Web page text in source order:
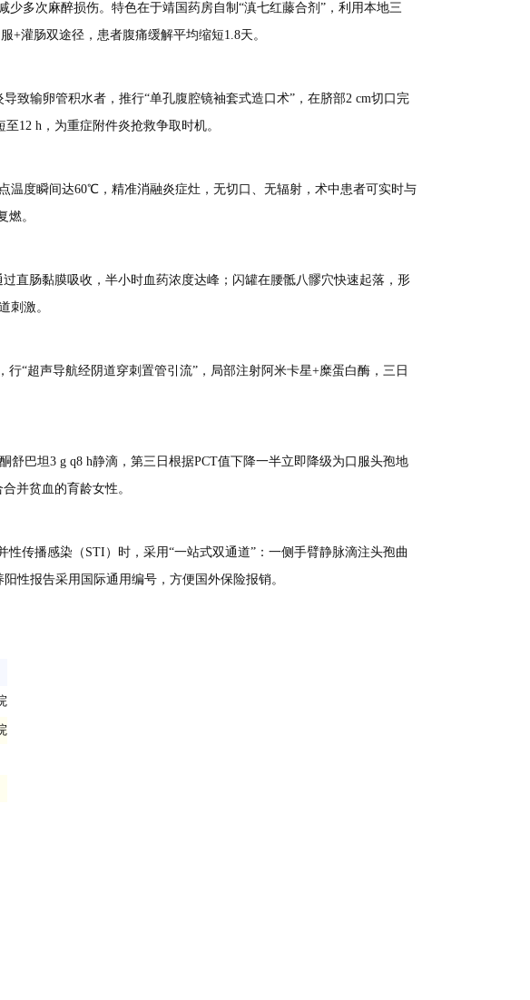
多次麻醉损伤。特色在于靖国药房自制“滇七红藤合剂”，利用本地三
+灌肠双途径，患者腹痛缓解平均缩短1.8天。
致输卵管积水者，推行“单孔腹腔镜袖套式造口术”，在脐部2 cm切口完
12 h，为重症附件炎抢救争取时机。
温度瞬间达60℃，精准消融炎症灶，无切口、无辐射，术中患者可实时与
燃。
直肠黏膜吸收，半小时血药浓度达峰；闪罐在腰骶八髎穴快速起落，形
刺激。
“超声导航经阴道穿刺置管引流”，局部注射阿米卡星+糜蛋白酶，三日
巴坦3 g q8 h静滴，第三日根据PCT值下降一半立即降级为口服头孢地
并贫血的育龄女性。
传播感染（STI）时，采用“一站式双通道”：一侧手臂静脉滴注头孢曲
性报告采用国际通用编号，方便国外保险报销。